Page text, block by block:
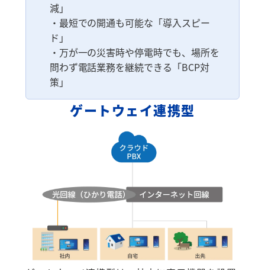
減」
・最短での開通も可能な「導入スピー
ド」
・万が一の災害時や停電時でも、場所を
問わず電話業務を継続できる「BCP対
策」
ゲートウェイ連携型